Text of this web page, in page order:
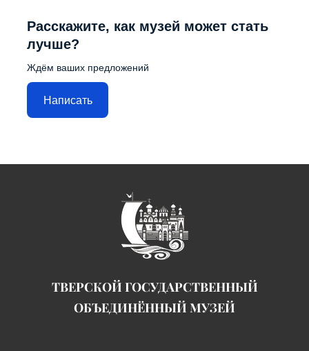
Расскажите, как музей может стать
лучше?
Ждём ваших предложений
Написать
ТВЕРСКОЙ ГОСУДАРСТВЕННЫЙ
ОБЪЕДИНЁННЫЙ МУЗЕЙ